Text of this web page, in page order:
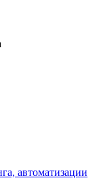
автоматизации